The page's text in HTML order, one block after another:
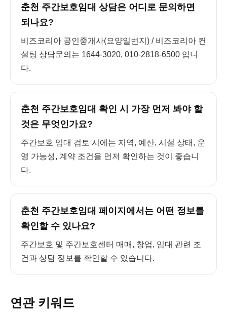
춘천 주간보호임대 상담은 어디로 문의하면
되나요?
비즈코리아 공인중개사(요양일번지) / 비즈코리아 컨
설팅 상담문의는 1644-3020, 010-2818-6500 입니
다.
춘천 주간보호임대 확인 시 가장 먼저 봐야 할
것은 무엇인가요?
주간보호 임대 검토 시에는 지역, 예산, 시설 상태, 운
영 가능성, 계약 조건을 먼저 확인하는 것이 좋습니
다.
춘천 주간보호임대 페이지에서는 어떤 정보를
확인할 수 있나요?
주간보호 및 주간보호센터 매매, 창업, 임대 관련 조
건과 상담 정보를 확인할 수 있습니다.
연관 키워드